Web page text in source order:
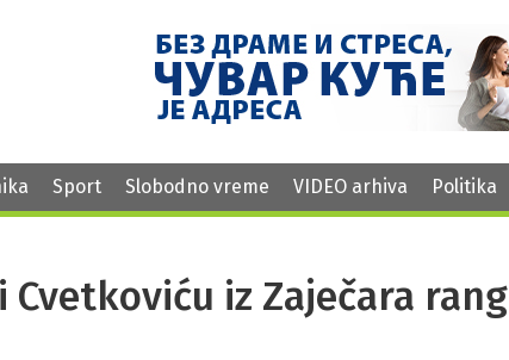
Sport Slobodno vreme VIDEO arhiva Politika
Cvetkoviću iz Zaječara rang